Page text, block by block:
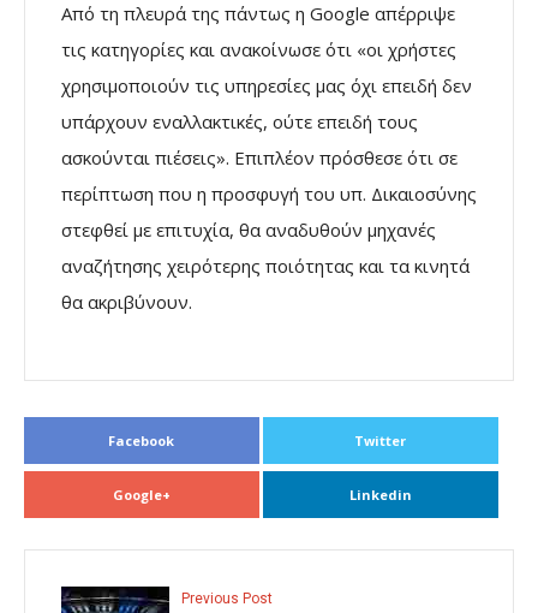
Από τη πλευρά της πάντως η Google απέρριψε
τις κατηγορίες και ανακοίνωσε ότι «οι χρήστες
χρησιμοποιούν τις υπηρεσίες μας όχι επειδή δεν
υπάρχουν εναλλακτικές, ούτε επειδή τους
ασκούνται πιέσεις». Eπιπλέον πρόσθεσε ότι σε
περίπτωση που η προσφυγή του υπ. Δικαιοσύνης
στεφθεί με επιτυχία, θα αναδυθούν μηχανές
αναζήτησης χειρότερης ποιότητας και τα κινητά
θα ακριβύνουν.
Facebook Twitter
Google+ Linkedin
Previous Post